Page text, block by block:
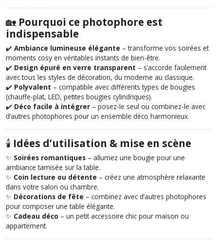
🏡 Pourquoi ce photophore est
indispensable
✔️ Ambiance lumineuse élégante – transforme vos soirées et
moments cosy en véritables instants de bien-être.
✔️ Design épuré en verre transparent – s’accorde facilement
avec tous les styles de décoration, du moderne au classique.
✔️ Polyvalent – compatible avec différents types de bougies
(chauffe-plat, LED, petites bougies cylindriques).
✔️ Déco facile à intégrer – posez-le seul ou combinez-le avec
d’autres photophores pour un ensemble déco harmonieux.
🕯️ Idées d’utilisation & mise en scène
✨ Soirées romantiques – allumez une bougie pour une
ambiance tamisée sur la table.
✨ Coin lecture ou détente – créez une atmosphère relaxante
dans votre salon ou chambre.
✨ Décorations de fête – combinez avec d’autres photophores
pour composer une table élégante.
✨ Cadeau déco – un petit accessoire chic pour maison ou
appartement.